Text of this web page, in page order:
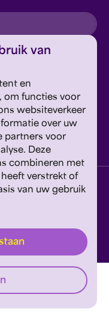
van
en
om functies voor
websiteverkeer
over uw
partners voor
Deze
combineren met
verstrekt of
van uw gebruik
wijzigen
© philzuid